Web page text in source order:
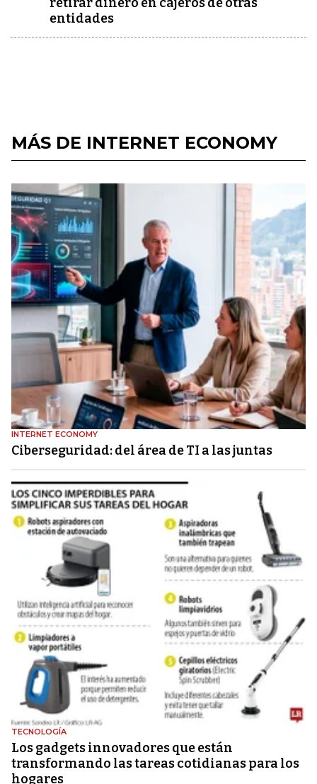
entidades
MÁS DE INTERNET ECONOMY
INTERNET ECONOMY
Ciberseguridad: del área de TI a las juntas
TECNOLOGÍA
Los gadgets innovadores que están
transformando las tareas cotidianas para los
hogares